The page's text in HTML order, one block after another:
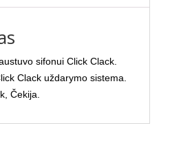
sifonui Click Clack.
Clack uždarymo sistema.
Čekija.